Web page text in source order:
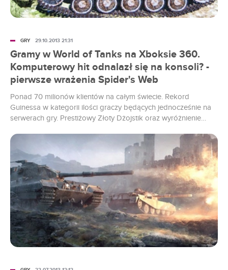
Gramy w World of Tanks na Xboksie 360.
Komputerowy hit odnalazł się na konsoli? -
pierwsze wrażenia Spider's Web
Ponad 70 milionów klientów na całym świecie. Rekord
Guinessa w kategorii ilości graczy będących jednocześnie na
serwerach gry. Prestiżowy Złoty Dżojstik oraz wyróżnienie
gier na komputery osobiste, która właśnie próbuje swoich sił
na konsoli Microsoftu. Przeprowadzka zakończyła się
pomyślnie?
GRY 29.10.2013 21:31